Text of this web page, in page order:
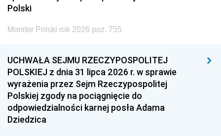
2005
1996 1995 1994
1993 1992 1991
1990 1989
1987 1986 1985
Polski
Monitor Polski rok 2026 poz. 755
UCHWAŁA SEJMU RZECZYPOSPOLITEJ
POLSKIEJ z dnia 31 lipca 2026 r. w sprawie
wyrażenia przez Sejm Rzeczypospolitej
Polskiej zgody na pociągnięcie do
odpowiedzialności karnej posła Adama
Dziedzica